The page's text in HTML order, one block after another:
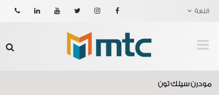
اللغة
الفيسبوكانستجرام يوتيوب
مودرن سيلك تون